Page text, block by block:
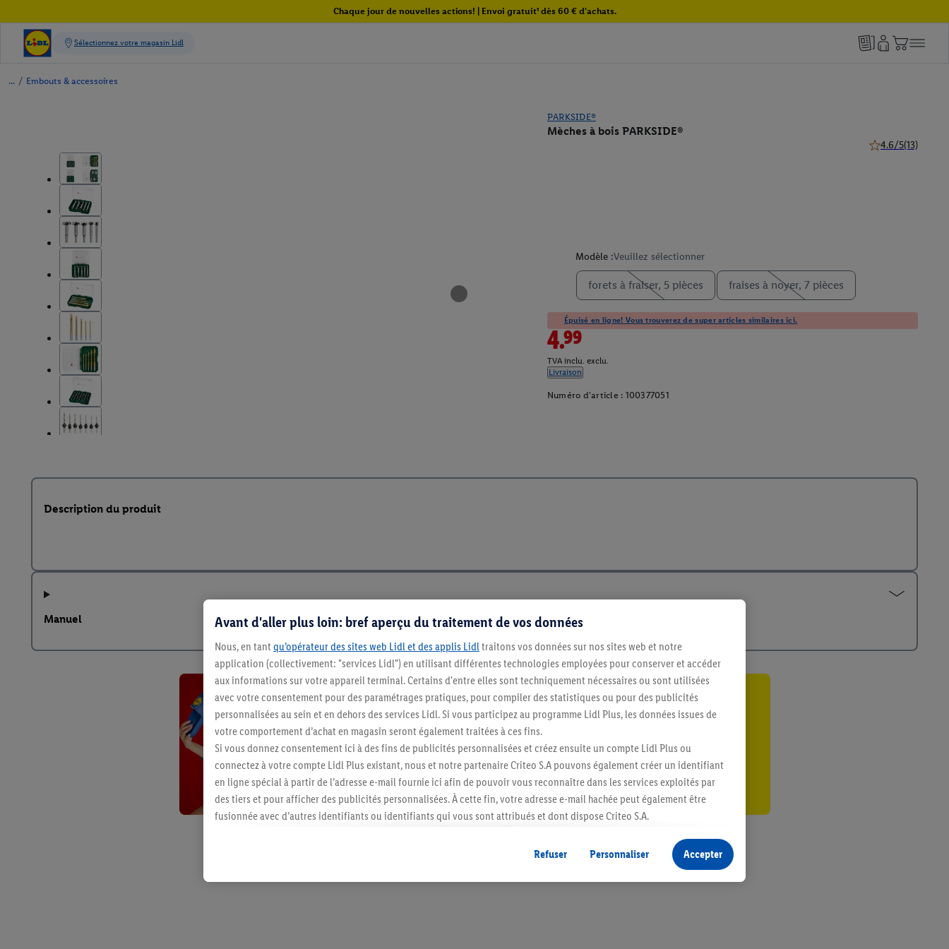
Chaque jour de nouvelles actions! | Envoi gratuit¹ dès 60 € d'achats.
/ Embouts & accessoires
PARKSIDE®
Mèches à bois PARKSIDE®
4.6/5(13)
Modèle :Veuillez sélectionner
forets à fraiser, 5 pièces fraises à noyer, 7 pièces
Épuisé en ligne! Vous trouverez de super articles similaires ici.
4.99
TVA inclu. exclu.
Livraison
Numéro d'article : 100377051
Description du produit
Manuel
Restez au courant
Abonnez-vous à la newsletter
S'abonner
Avant d'aller plus loin: bref aperçu du traitement de vos données
Nous, en tant qu’opérateur des sites web Lidl et des applis Lidl traitons vos données sur nos sites web et notre
application (collectivement: "services Lidl") en utilisant différentes technologies employées pour conserver et accéder
aux informations sur votre appareil terminal. Certains d'entre elles sont techniquement nécessaires ou sont utilisées
avec votre consentement pour des paramétrages pratiques, pour compiler des statistiques ou pour des publicités
personnalisées au sein et en dehors des services Lidl. Si vous participez au programme Lidl Plus, les données issues de
votre comportement d’achat en magasin seront également traitées à ces fins.
Si vous donnez consentement ici à des fins de publicités personnalisées et créez ensuite un compte Lidl Plus ou
connectez à votre compte Lidl Plus existant, nous et notre partenaire Criteo S.A pouvons également créer un identifiant
en ligne spécial à partir de l’adresse e-mail fournie ici afin de pouvoir vous reconnaître dans les services exploités par
des tiers et pour afficher des publicités personnalisées. À cette fin, votre adresse e-mail hachée peut également être
fusionnée avec d’autres identifiants ou identifiants qui vous sont attribués et dont dispose Criteo S.A.
vous avez montré de l’intérêt (par exemple en plaçant le produit dans un panier d’un webshop mais sans procéder à
l’achat) peuvent également être affichées sur plusieurs apppareils et plusieurs services de Lidl si plusieurs terminaux ou
plusieurs services de Lidl peuvent vous être attribués en utilisant votre adresse e-mail hachée et, le cas échéant, d’autres
Refuser Personnaliser Accepter